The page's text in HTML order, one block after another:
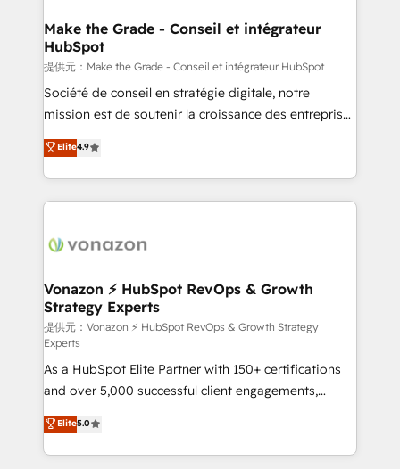
avec un engagement total, alignant processus
métiers et technologie, et guidant vos équipes à
travers le changement, tout en centrant vos objectifs
d’entreprise. Grâce à une méthodologie éprouvée
auprès de plus de 400 clients, nous comprenons
HubSpot dans votre organisation. Pour toute
question technique ou besoin de structuration de
Make the Grade - Conseil et intégrateur
HubSpot
提供元：Make the Grade - Conseil et intégrateur HubSpot
Société de conseil en stratégie digitale, notre
mission est de soutenir la croissance des entreprises
B2B à travers l’acquisition de nouveaux clients,
l'intégration CRM et le développement des revenus
auprès de vos comptes existants. En France et à
l'international, nous travaillons avec des ETI
delà d’une simple transformation digitale et des
➤ L’intégration de CRM et de méthodologie RevOps
pour aligner les équipes marketing, commerciales et
support client (data migration, synchronisation API,
audit et maintenance) ➤ La création de sites internet
de conversion qui transforment les visiteurs en
opportunités d'affaires ➤ La mise en place de
stratégies d'acquisition marketing (SEO, SEA,
inbound, automatisation marketing, ABM, IA,
emailing) Informations clés : - 10 ans d'expérience -
Elite4.9
Vonazon ⚡ HubSpot RevOps & Growth
Strategy Experts
提供元：Vonazon ⚡ HubSpot RevOps & Growth Strategy
Experts
As a HubSpot Elite Partner with 150+ certifications
and over 5,000 successful client engagements,
Vonazon turns marketing complexity into
measurable, scalable growth. From onboarding to
enterprise-grade campaigns, our in-house team
Elite5.0